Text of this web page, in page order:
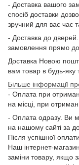
- Доставка вашого
спосіб доставки
зручний для вас час
- Доставка до
замовлення прямо
Доставка Новою
вам товар в будь-яку
Більше інформації
- Оплата при
на місці, при
- Оплата одразу. Ви
на нашому сайті за
Після успішної
Наш інтернет-
заміни товару, якщо